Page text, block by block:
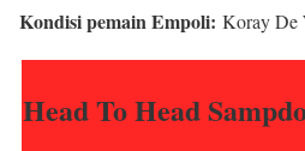
Kondisi pemain Empoli: Koray De
Head To Head